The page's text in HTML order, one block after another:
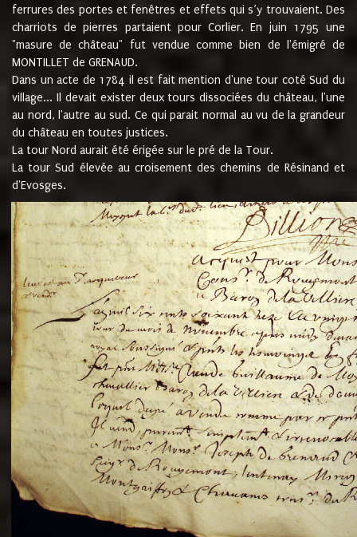
ferrures des portes et fenêtres et effets qui s’y trouvaient. Des
charriots de pierres partaient pour Corlier. En juin 1795 une
"masure de château" fut vendue comme bien de l'émigré de
MONTILLET de GRENAUD.
Dans un acte de 1784 il est fait mention d'une tour coté Sud du
village... Il devait exister deux tours dissociées du château, l'une
au nord, l'autre au sud. Ce qui parait normal au vu de la grandeur
du château en toutes justices.
La tour Nord aurait été érigée sur le pré de la Tour.
La tour Sud élevée au croisement des chemins de Résinand et
d'Evosges.